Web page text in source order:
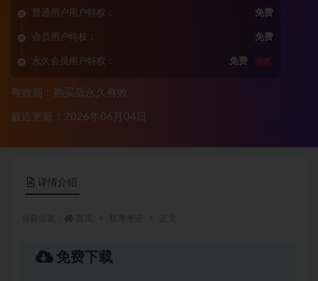
普通用户用户特权： 免费
会员用户特权： 免费
永久会员用户特权： 免费 推荐
有效期：购买后永久有效
最近更新：2026年06月04日
详情介绍
免费下载